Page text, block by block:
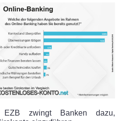
zwingt Banken dazu,